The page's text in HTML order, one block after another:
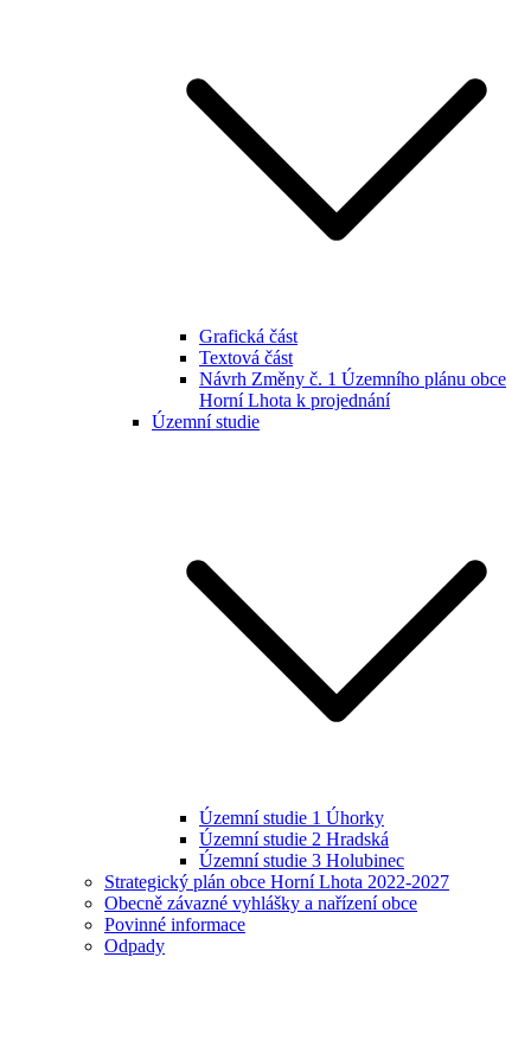
Grafická část
Textová část
Návrh Změny č. 1 Územního plánu obce
Horní Lhota k projednání
Územní studie
Územní studie 1 Úhorky
Územní studie 2 Hradská
Územní studie 3 Holubinec
Strategický plán obce Horní Lhota 2022-2027
Obecně závazné vyhlášky a nařízení obce
Povinné informace
Odpady